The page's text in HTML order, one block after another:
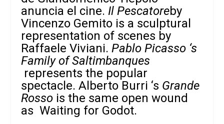
anuncia el cine. Il Pescatoreby
Vincenzo Gemito is a sculptural
representation of scenes by
Raffaele Viviani.Pablo Picasso ‘s
Family of Saltimbanques
represents the popular
spectacle.Alberto Burri ‘s Grande
Rosso is the same open wound
asWaiting for Godot.